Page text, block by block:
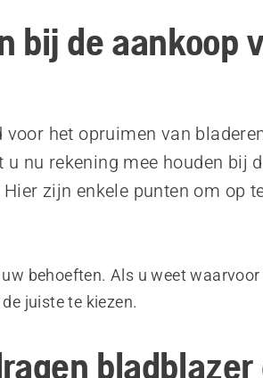
bij de aankoop
het opruimen van
nu rekening mee houden bij
zijn enkele punten om op
behoeften. Als u weet
juiste te kiezen.
bladblazer